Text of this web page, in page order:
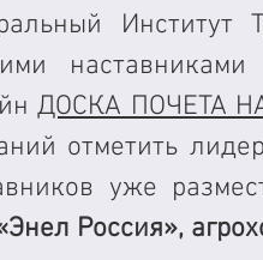
Институт
ДОСКА ПОЧЕТА
отметить
уже
Россия»,